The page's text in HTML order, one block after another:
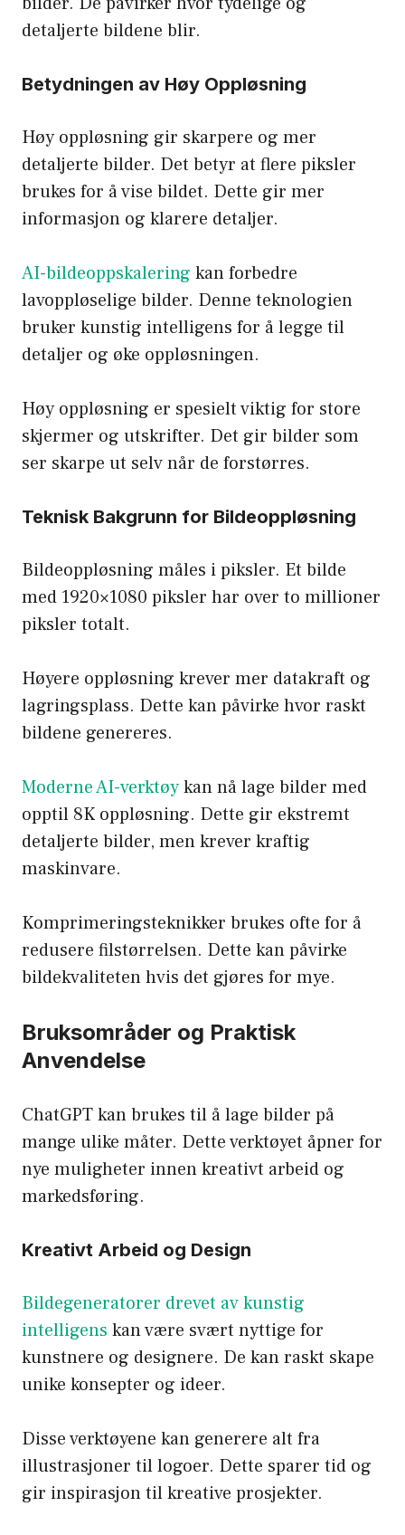
detaljerte bildene blir.
Betydningen av Høy Oppløsning
Høy oppløsning gir skarpere og mer
detaljerte bilder. Det betyr at flere piksler
brukes for å vise bildet. Dette gir mer
informasjon og klarere detaljer.
AI-bildeoppskalering kan forbedre
lavoppløselige bilder. Denne teknologien
bruker kunstig intelligens for å legge til
detaljer og øke oppløsningen.
Høy oppløsning er spesielt viktig for store
skjermer og utskrifter. Det gir bilder som
ser skarpe ut selv når de forstørres.
Teknisk Bakgrunn for Bildeoppløsning
Bildeoppløsning måles i piksler. Et bilde
med 1920×1080 piksler har over to millioner
piksler totalt.
Høyere oppløsning krever mer datakraft og
lagringsplass. Dette kan påvirke hvor raskt
bildene genereres.
Moderne AI-verktøykan nå lage bilder med
opptil 8K oppløsning. Dette gir ekstremt
detaljerte bilder, men krever kraftig
maskinvare.
Komprimeringsteknikker brukes ofte for å
redusere filstørrelsen. Dette kan påvirke
bildekvaliteten hvis det gjøres for mye.
Bruksområder og Praktisk
Anvendelse
ChatGPT kan brukes til å lage bilder på
mange ulike måter. Dette verktøyet åpner for
nye muligheter innen kreativt arbeid og
markedsføring.
Kreativt Arbeid og Design
Bildegeneratorer drevet av kunstig
intelligens kan være svært nyttige for
kunstnere og designere. De kan raskt skape
unike konsepter og ideer.
Disse verktøyene kan generere alt fra
illustrasjoner til logoer. Dette sparer tid og
gir inspirasjon til kreative prosjekter.